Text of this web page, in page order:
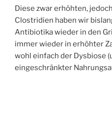
Diese zwar erhöhten,
Clostridien haben wir
Antibiotika wieder in den
immer wieder in erhöhter
wohl einfach der Dysbiose
eingeschränkter